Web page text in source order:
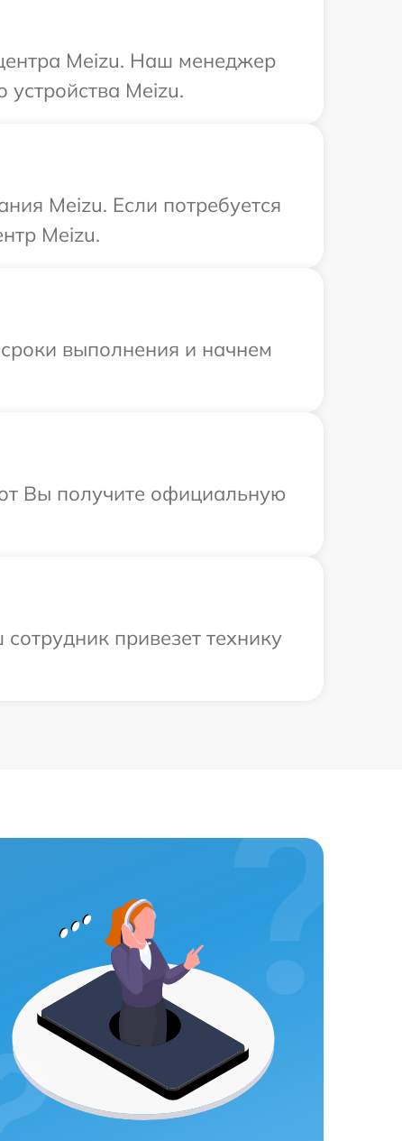
Meizu. Наш менеджер
Meizu.
Meizu. Если потребуется
Meizu.
выполнения и начнем
Вы получите официальную
привезет технику